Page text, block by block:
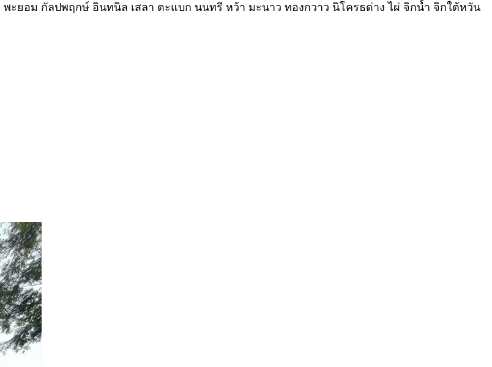
ะยอม กัลปพฤกษ์ อินทนิล เสลา ตะแบก นนทรี หว้า มะนาว ทองกวาว นิโครธด่าง ไผ่ จิกน้ำ จิกใต้หวัน